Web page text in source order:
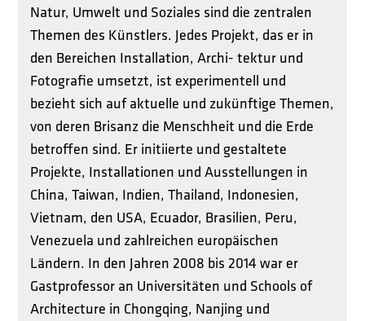
Natur, Umwelt und Soziales sind die zentralen
Themen des Künstlers. Jedes Projekt, das er in
den Bereichen Installation, Archi- tektur und
Fotografie umsetzt, ist experimentell und
bezieht sich auf aktuelle und zukünftige Themen,
von deren Brisanz die Menschheit und die Erde
betroffen sind. Er initiierte und gestaltete
Projekte, Installationen und Ausstellungen in
China, Taiwan, Indien, Thailand, Indonesien,
Vietnam, den USA, Ecuador, Brasilien, Peru,
Venezuela und zahlreichen europäischen
Ländern. In den Jahren 2008 bis 2014 war er
Gastprofessor an Universitäten und Schools of
Architecture in Chongqing, Nanjing und